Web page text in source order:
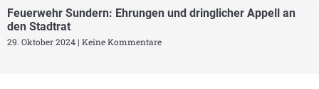
Feuerwehr Sundern: Ehrungen und dringlicher Appell an
den Stadtrat
29. Oktober 2024 Keine Kommentare